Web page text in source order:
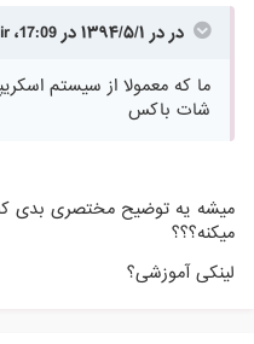
در در ۱۳۹۴/۵/۱ در 17:09، source83.ir گفته است :
ما که معمولا از سیستم
شات باکس
میشه یه توضیح مختصری بدی
میکنه؟؟؟
لینکی آموزشی؟